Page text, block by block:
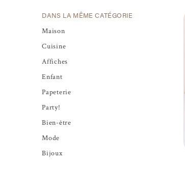
DANS LA MÊME CATÉGORIE
Maison
Cuisine
Affiches
Enfant
Papeterie
Party!
Bien-être
Mode
Bijoux